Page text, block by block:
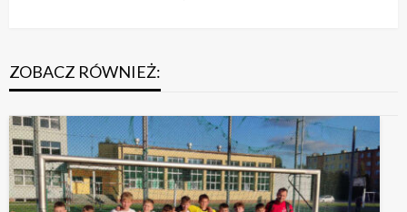
ZOBACZ RÓWNIEŻ: